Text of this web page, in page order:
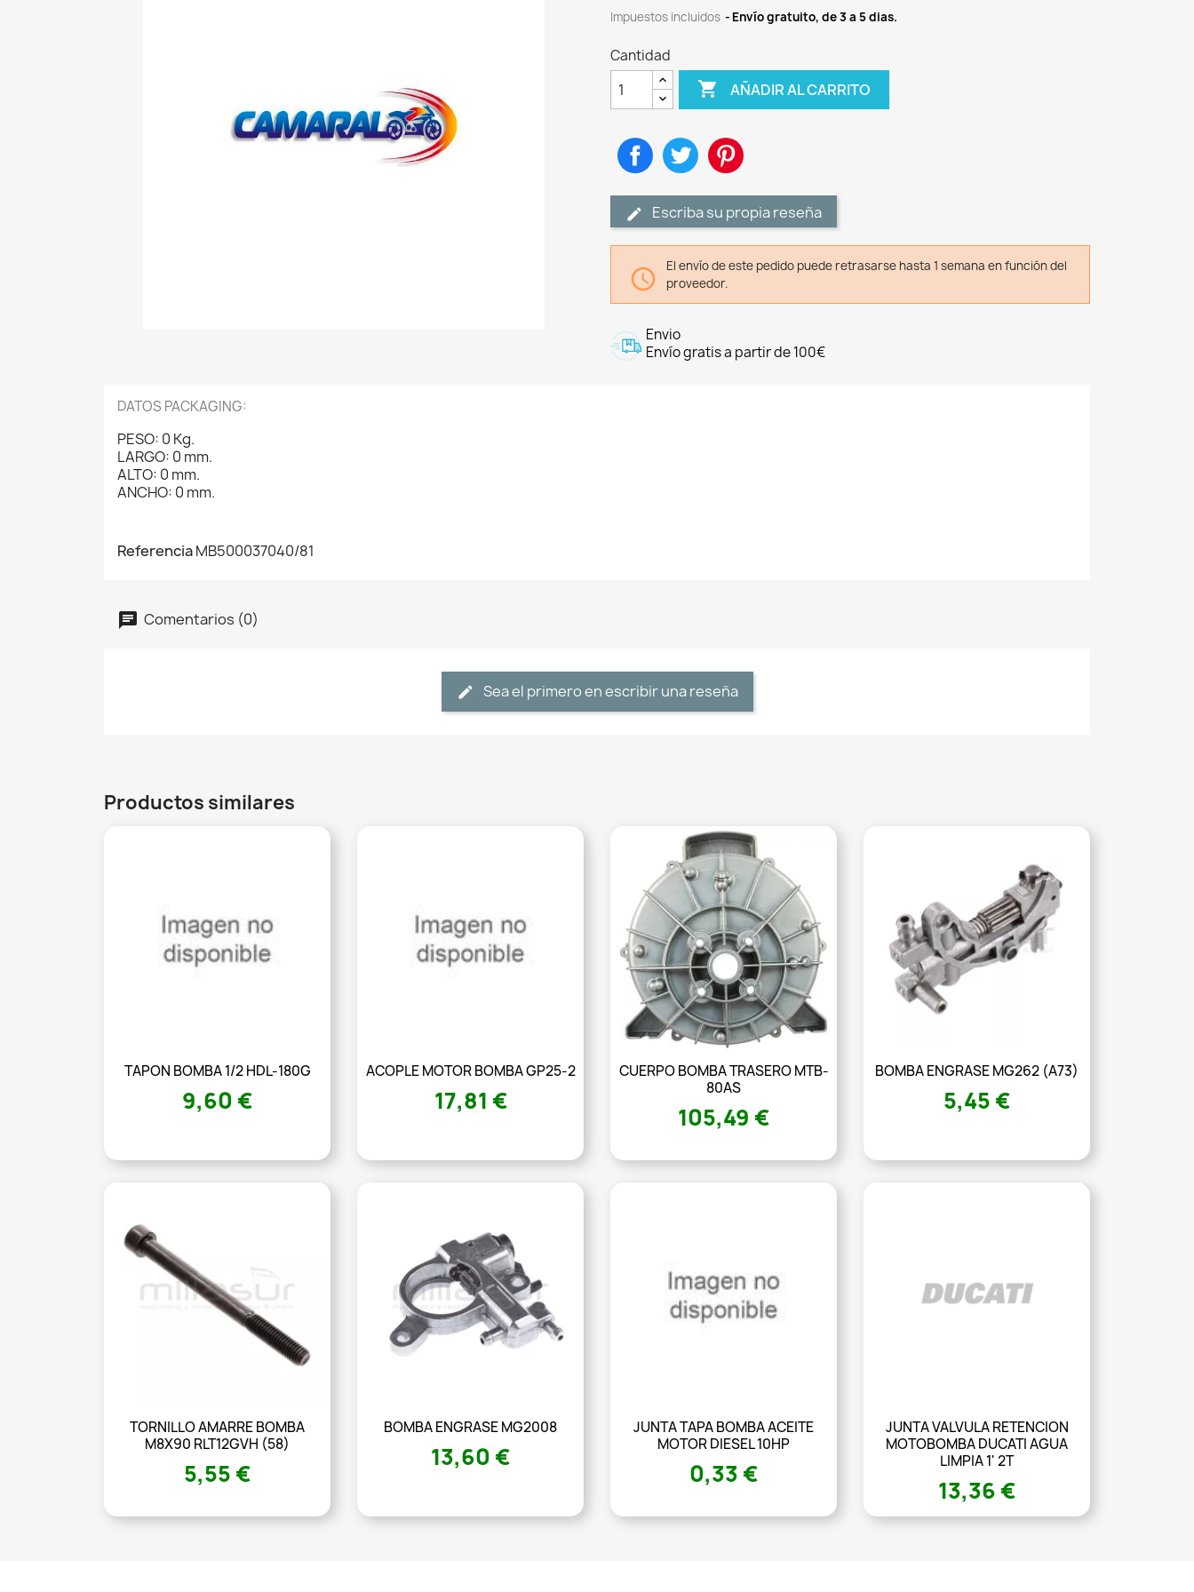
Impuestos incluidos Envío gratuito, de 3 a 5 dias.
Cantidad
 AÑADIR AL CARRITO
CompartirTuitear
Escriba su propia reseña

El envío de este pedido puede retrasarse hasta 1 semana en función del
proveedor.
Envio
Envío gratis a partir de 100€
DATOS PACKAGING:
PESO: 0 Kg.
LARGO: 0 mm.
ALTO: 0 mm.
ANCHO: 0 mm.
ReferenciaMB500037040/81
Comentarios (0)
Sea el primero en escribir una reseña
Productos similares
TAPON BOMBA 1/2 HDL-180G
9,60 €
ACOPLE MOTOR BOMBA GP25-2
17,81 €
CUERPO BOMBA TRASERO MTB-
80AS
105,49 €
BOMBA ENGRASE MG262 (A73)
5,45 €
TORNILLO AMARRE BOMBA
M8X90 RLT12GVH (58)
5,55 €
BOMBA ENGRASE MG2008
13,60 €
JUNTA TAPA BOMBA ACEITE
MOTOR DIESEL 10HP
0,33 €
JUNTA VALVULA RETENCION
MOTOBOMBA DUCATI AGUA
LIMPIA 1' 2T
13,36 €